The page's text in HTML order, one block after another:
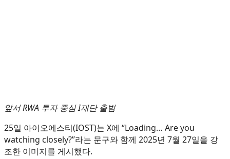
앞서 RWA 투자 중심 I재단 출범
25일 아이오에스티(IOST)는 X에 “Loading… Are you
watching closely?”라는 문구와 함께 2025년 7월 27일을 강
조한 이미지를 게시했다.